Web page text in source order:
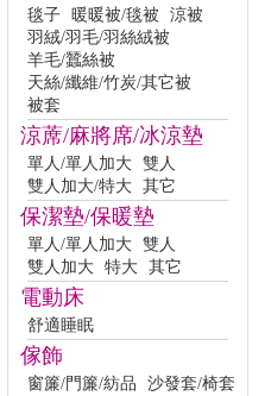
毯子 暖暖被/毯被
涼被
羽絨/羽毛/羽絲絨被
羊毛/蠶絲被
天絲/纖維/竹炭/其它被
被套
涼蓆/麻將席/冰涼墊
單人/單人加大 雙人
雙人加大/特大 其它
保潔墊/保暖墊
單人/單人加大 雙人
雙人加大 特大 其它
電動床
舒適睡眠
傢飾
窗簾/門簾/紡品
沙發套/椅套